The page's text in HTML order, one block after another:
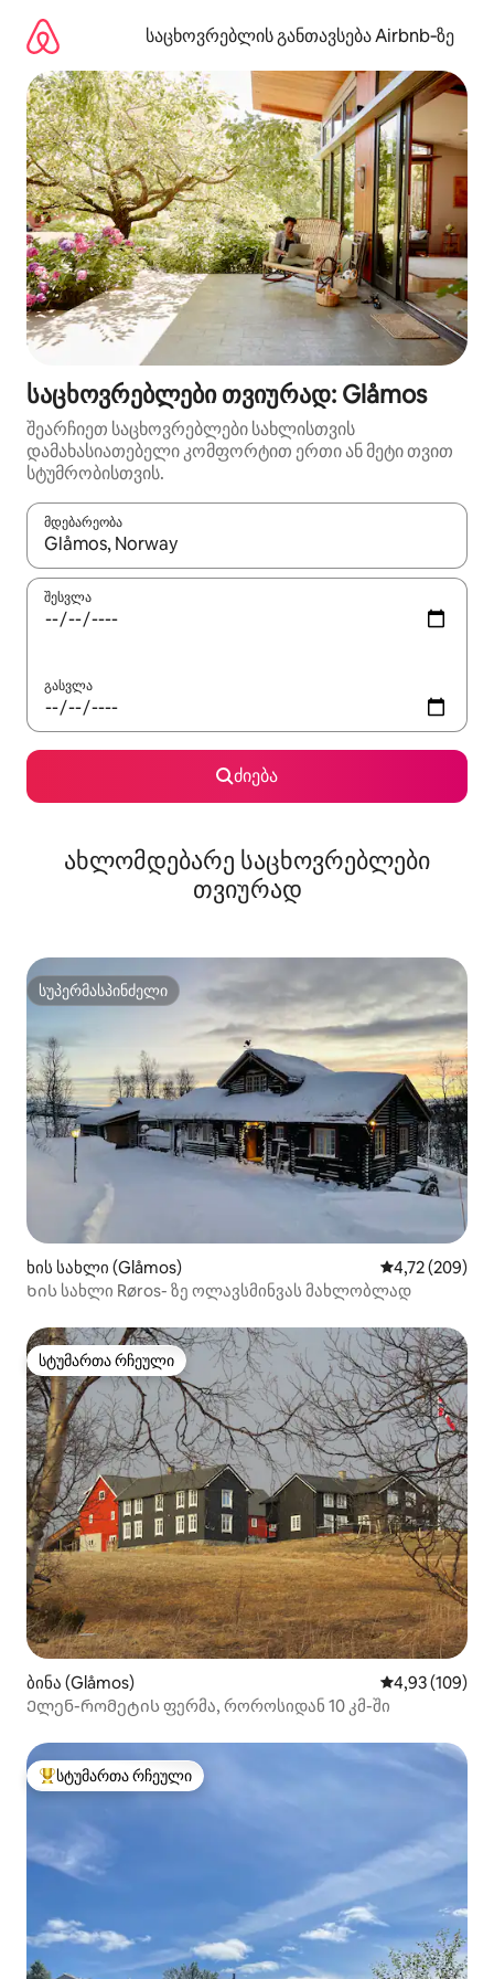
გადასვლა
საცხოვრებლის განთავსება Airbnb‑ზე
საცხოვრებლები თვიურად: Glåmos
შეარჩიეთ საცხოვრებლები სახლისთვის
დამახასიათებელი კომფორტით ერთი ან მეტი თვით
სტუმრობისთვის.
მდებარეობა
როცა შედეგები ხელმისაწვდომი გახდება, ნავიგაციისთვის
შესვლა
გასვლა
ძიება
ახლომდებარე საცხოვრებლები
თვიურად
სუპერმასპინძელი
სუპერმასპინძელი
ხის სახლი (Glåmos) საშუალო
4,72 (209)
Ხის სახლი Røros- ზე ოლავსმინვას მახლობლად
სტუმართა რჩეული
სტუმართა რჩეული
ბინა (Glåmos) საშუალო
4,93 (109)
Ელენ-რომეტის ფერმა, როროსიდან 10 კმ-ში
სტუმართა რჩეული მოწინავე ვარიანტი
სტუმართა რჩეული